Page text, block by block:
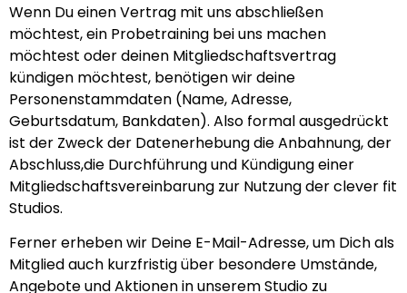
Wenn Du einen Vertrag mit uns abschließen
möchtest, ein Probetraining bei uns machen
möchtest oder deinen Mitgliedschaftsvertrag
kündigen möchtest, benötigen wir deine
Personenstammdaten (Name, Adresse,
Geburtsdatum, Bankdaten). Also formal ausgedrückt
ist der Zweck der Datenerhebung die Anbahnung, der
Abschluss,die Durchführung und Kündigung einer
Mitgliedschaftsvereinbarung zur Nutzung der clever fit
Studios.
Ferner erheben wir Deine E-Mail-Adresse, um Dich als
Mitglied auch kurzfristig über besondere Umstände,
Angebote und Aktionen in unserem Studio zu